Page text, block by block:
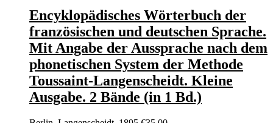
Encyklopädisches Wörterbuch der
französischen und deutschen Sprache.
Mit Angabe der Aussprache nach dem
phonetischen System der Methode
Toussaint-Langenscheidt. Kleine
Ausgabe. 2 Bände (in 1 Bd.)